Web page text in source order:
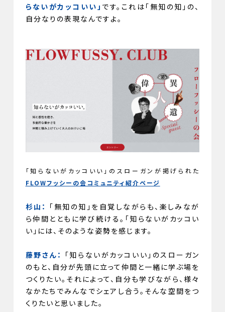
らないがカッコいい」 です。これは「無知の知」の、
自分なりの表現なんですよ。
「知らないがカッコいい」のスローガンが掲げられた
FLOWフッシーの会コミュニティ紹介ページ
杉山： 「無知の知」を自覚しながらも、楽しみなが
ら仲間とともに学び続ける。「知らないがカッコい
い」には、そのような姿勢を感じます。
藤野さん： 「知らないがカッコいい」のスローガン
のもと、自分が先頭に立って仲間と一緒に学ぶ場を
つくりたい。それによって、自分も学びながら、様々
なかたちでみんなでシェアし合う。そんな空間をつ
くりたいと思いました。